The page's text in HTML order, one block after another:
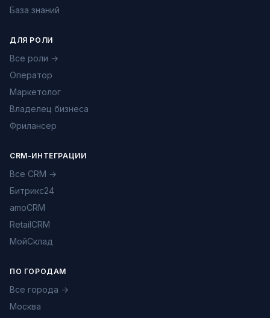
База знаний
ДЛЯ РОЛИ
Все роли →
Оператор
Маркетолог
Владелец бизнеса
Фрилансер
CRM-ИНТЕГРАЦИИ
Все CRM →
Битрикс24
amoCRM
RetailCRM
МойСклад
ПО ГОРОДАМ
Все города →
Москва